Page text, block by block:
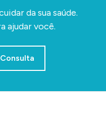
da sua saúde.
ajudar você.